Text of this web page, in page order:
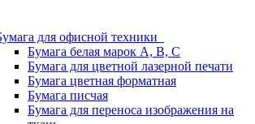
для офисной техники
Бумага белая марок А, В, С
Бумага для цветной лазерной печати
Бумага цветная форматная
Бумага писчая
Бумага для переноса изображения на